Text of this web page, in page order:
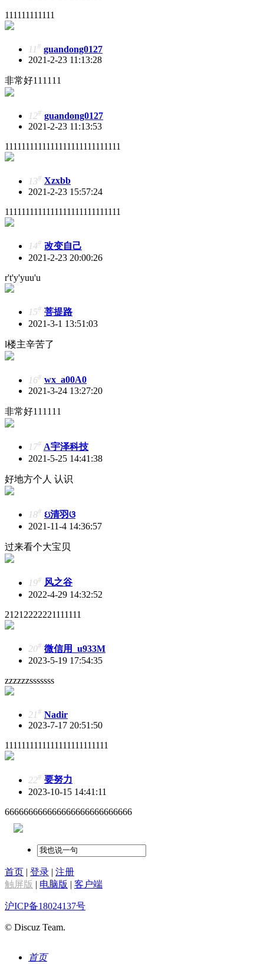
111111111111
11 # guandong0127
2021-2-23 11:13:28
非常好111111
12# guandong0127
2021-2-23 11:13:53
1111111111111111111111111111
13# Xzxbb
2021-2-23 15:57:24
1111111111111111111111111111
14# 改变自己
2021-2-23 20:00:26
r't'y'yuu'u
15# 菩提路
2021-3-1 13:51:03
l楼主辛苦了
16# wx_a00A0
2021-3-24 13:27:20
非常好111111
17# A宇泽科技
2021-5-25 14:41:38
好地方个人 认识
18# ઇ清羽ଓ
2021-11-4 14:36:57
过来看个大宝贝
19# 风之谷
2022-4-29 14:32:52
21212222221111111
20# 微信用_u933M
2023-5-19 17:54:35
zzzzzzsssssss
21# Nadir
2023-7-17 20:51:50
1111111111111111111111111
22# 要努力
2023-10-15 14:41:11
666666666666666666666666666
首页 | 登录 | 注册
触屏版 | 电脑版 | 客户端
沪ICP备18024137号
© Discuz Team.
首页